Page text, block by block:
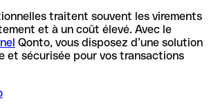
traitent souvent les virements
et à un coût élevé. Avec le
Qonto, vous disposez d’une solution
et sécurisée pour vos transactions